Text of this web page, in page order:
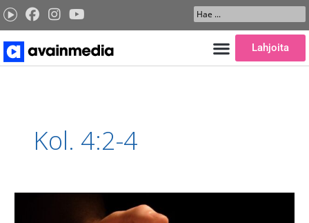
Siirry
sisältöön
Search
...
Lahjoita
Kol. 4:2-4